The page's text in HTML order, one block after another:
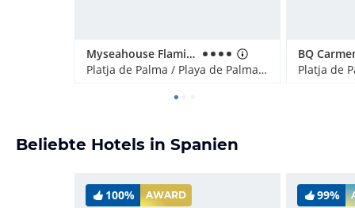
Myseahouse Flamingo - Adults only
Platja de Palma / Playa de Palma, Spanien
Beliebte Hotels in Spanien
100% AWARD 99%